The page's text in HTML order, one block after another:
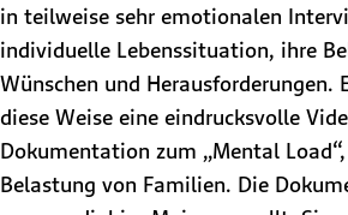
in teilweise sehr emotionalen
individuelle Lebenssituation, ihre
Wünschen und Herausforderungen.
diese Weise eine eindrucksvolle
Dokumentation zum „Mental
Belastung von Familien. Die